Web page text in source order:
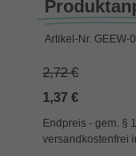
Artikel-Nr. GEEW-
2,72 €
1,37 €
Endpreis - gem. §
versandkostenfrei